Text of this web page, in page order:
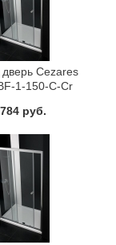
Cezares
1-150-C-Cr
руб.